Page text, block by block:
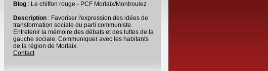
Blog : Le chiffon rouge - PCF Morlaix/Montroulez
Description : Favoriser l'expression des idées de
transformation sociale du parti communiste.
Entretenir la mémoire des débats et des luttes de la
gauche sociale. Communiquer avec les habitants
de la région de Morlaix.
Contact